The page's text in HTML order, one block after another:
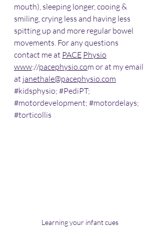
mouth), sleeping longer, cooing &
smiling, crying less and having less
spitting up and more regular bowel
movements. For any questions
contact me at PACE Physio
www://pacephysio.com or at my email
at janethale@pacephysio.com
#kidsphysio; #PediPT;
#motordevelopment; #motordelays;
#torticollis
Learning your infant cues